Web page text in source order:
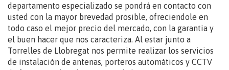
departamento especializado se pondrá en contacto con
usted con la mayor brevedad prosible, ofreciendole en
todo caso el mejor precio del mercado, con la garantia y
el buen hacer que nos caracteriza. Al estar junto a
Torrelles de Llobregat nos permite realizar los servicios
de instalación de antenas, porteros automáticos y CCTV